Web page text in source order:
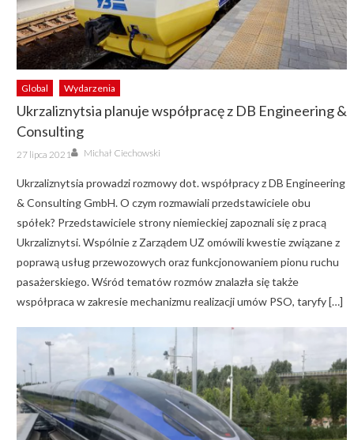
Global Wydarzenia
Ukrzaliznytsia planuje współpracę z DB Engineering &
Consulting
Posted
on
27 lipca 2021 Author
Michał Ciechowski
Ukrzaliznytsia prowadzi rozmowy dot. współpracy z DB Engineering
& Consulting GmbH. O czym rozmawiali przedstawiciele obu
spółek? Przedstawiciele strony niemieckiej zapoznali się z pracą
Ukrzaliznytsi. Wspólnie z Zarządem UZ omówili kwestie związane z
poprawą usług przewozowych oraz funkcjonowaniem pionu ruchu
pasażerskiego. Wśród tematów rozmów znalazła się także
współpraca w zakresie mechanizmu realizacji umów PSO, taryfy […]